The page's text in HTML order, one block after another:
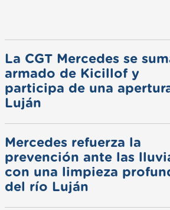
La CGT Mercedes se
armado de Kicillof y
participa de una
Luján
Mercedes refuerza la
prevención ante las
con una limpieza
del río Luján